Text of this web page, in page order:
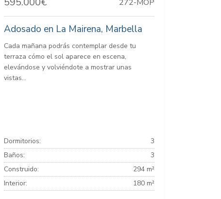
272-MOP
Adosado en La Mairena, Marbella
Cada mañana podrás contemplar desde tu
terraza cómo el sol aparece en escena,
elevándose y volviéndote a mostrar unas
vistas...
Dormitorios:
3
Baños:
3
Construido:
294 m²
Interior:
180 m²